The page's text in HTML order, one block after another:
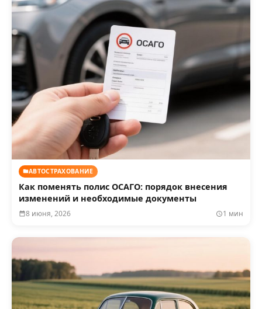
АВТОСТРАХОВАНИЕ
Как поменять полис ОСАГО: порядок внесения
изменений и необходимые документы
8 июня, 2026 1 мин